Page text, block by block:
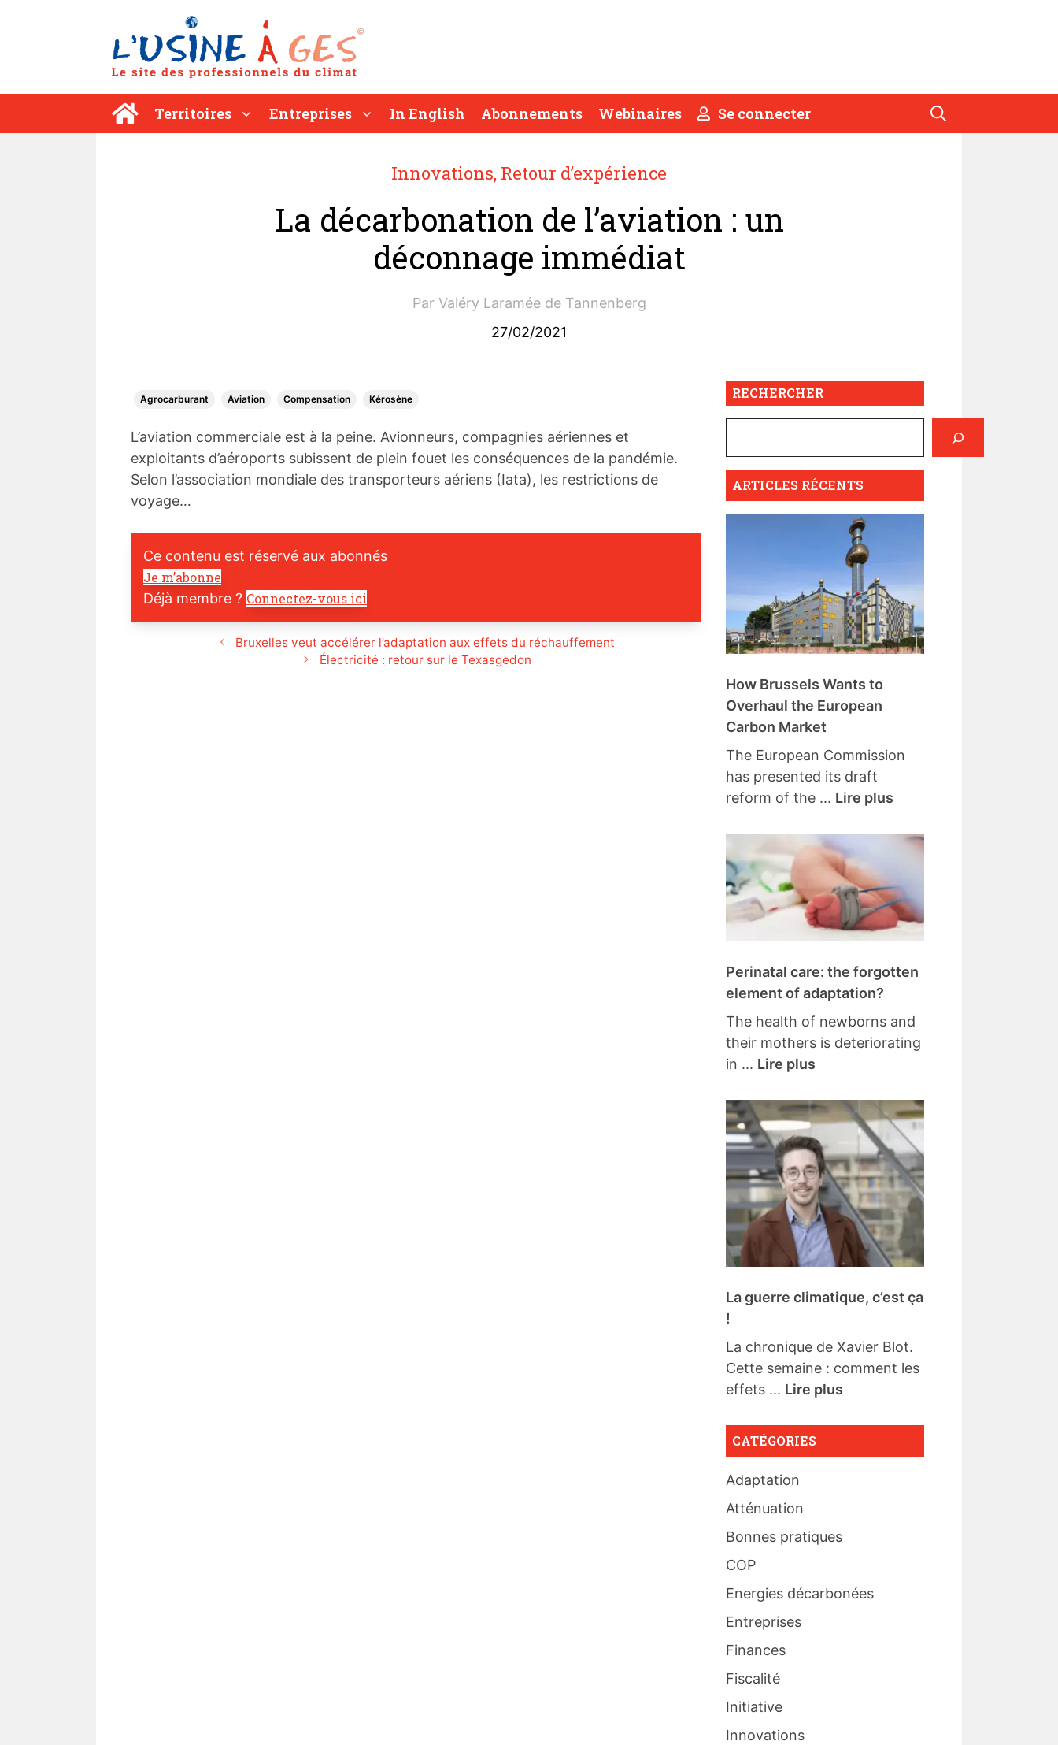
Territoires Entreprises In English Abonnements Webinaires Se connecter
Innovations, Retour d’expérience
La décarbonation de l’aviation : un
déconnage immédiat
Par Valéry Laramée de Tannenberg
27/02/2021
Agrocarburant Aviation Compensation Kérosène
L’aviation commerciale est à la peine. Avionneurs, compagnies aériennes et
exploitants d’aéroports subissent de plein fouet les conséquences de la pandémie.
Selon l’association mondiale des transporteurs aériens (Iata), les restrictions de
voyage…
Ce contenu est réservé aux abonnés
Je m’abonne
Déjà membre ? Connectez-vous ici
Bruxelles veut accélérer l’adaptation aux effets du réchauffement
Électricité : retour sur le Texasgedon
RECHERCHER
ARTICLES RÉCENTS
How Brussels Wants to
Overhaul the European
Carbon Market
The European Commission
has presented its draft
reform of the ... Lire plus
Perinatal care: the forgotten
element of adaptation?
The health of newborns and
their mothers is deteriorating
in ... Lire plus
La guerre climatique, c’est ça
!
La chronique de Xavier Blot.
Cette semaine : comment les
effets ... Lire plus
CATÉGORIES
Adaptation
Atténuation
Bonnes pratiques
COP
Energies décarbonées
Entreprises
Finances
Fiscalité
Initiative
Innovations